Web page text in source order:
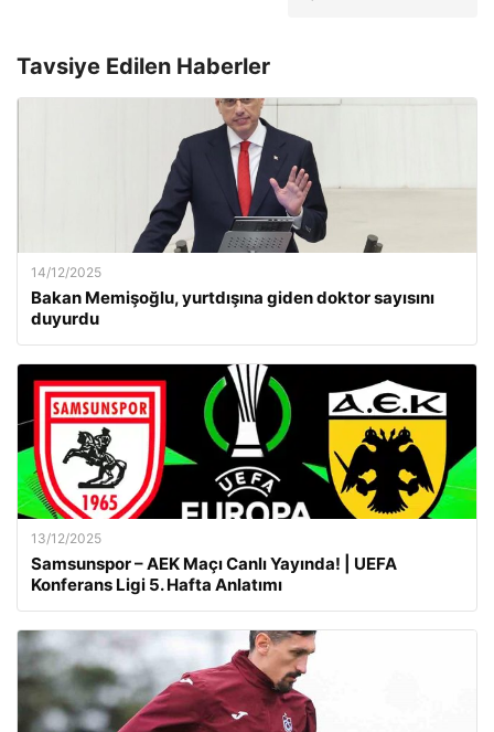
Tavsiye Edilen Haberler
14/12/2025
Bakan Memişoğlu, yurtdışına giden doktor sayısını
duyurdu
13/12/2025
Samsunspor – AEK Maçı Canlı Yayında! | UEFA
Konferans Ligi 5. Hafta Anlatımı